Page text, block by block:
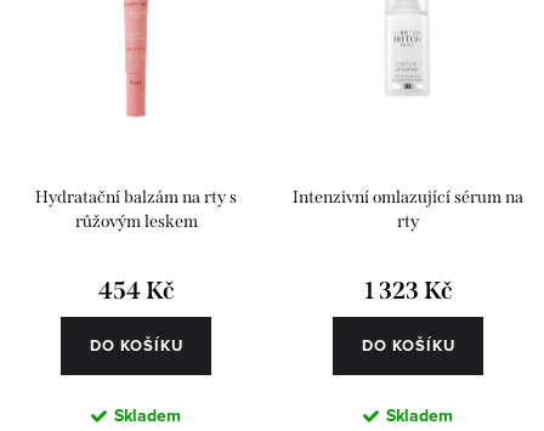
Abecedně
Hydratační balzám na rty s
růžovým leskem
454 Kč
DO KOŠÍKU
Skladem
Intenzivní omlazující sérum na
rty
1 323 Kč
DO KOŠÍKU
Skladem